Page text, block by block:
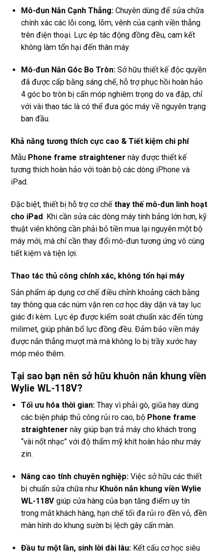
Mô-đun Nắn Cạnh Thẳng: Chuyên dùng để sửa chữa
chính xác các lỗi cong, lõm, vênh của cạnh viền thẳng
trên điện thoại. Lực ép tác động đồng đều, cam kết
không làm tổn hại đến thân máy.
Mô-đun Nắn Góc Bo Tròn: Sở hữu thiết kế độc quyền
đã được cấp bằng sáng chế, hỗ trợ phục hồi hoàn hảo
4 góc bo tròn bị cấn móp nghiêm trọng do va đập, chỉ
với vài thao tác là có thể đưa góc máy về nguyên trạng
ban đầu.
Khả năng tương thích cực cao & Tiết kiệm chi phí
Mẫu Phone frame straightener này được thiết kế
tương thích hoàn hảo với toàn bộ các dòng iPhone và
iPad.
Đặc biệt, thiết bị hỗ trợ cơ chế thay thế mô-đun linh hoạt
cho iPad. Khi cần sửa các dòng máy tính bảng lớn hơn, kỹ
thuật viên không cần phải bỏ tiền mua lại nguyên một bộ
máy mới, mà chỉ cần thay đổi mô-đun tương ứng vô cùng
tiết kiệm và tiện lợi.
Thao tác thủ công chính xác, không tổn hại máy
Sản phẩm áp dụng cơ chế điều chỉnh khoảng cách bằng
tay thông qua các núm vặn ren cơ học dày dặn và tay lục
giác đi kèm. Lực ép được kiểm soát chuẩn xác đến từng
milimet, giúp phân bổ lực đồng đều. Đảm bảo viền máy
được nắn thẳng mượt mà mà không lo bị trầy xước hay
móp méo thêm.
Tại sao bạn nên sở hữu khuôn nắn khung viền
Wylie WL-118V?
Tối ưu hóa thời gian: Thay vì phải gò, giũa hay dùng
các biện pháp thủ công rủi ro cao, bộ Phone frame
straightener này giúp bạn trả máy cho khách trong
“vài nốt nhạc” với độ thẩm mỹ khít hoàn hảo như máy
zin.
Nâng cao tính chuyên nghiệp: Việc sở hữu các thiết
bị chuẩn sửa chữa như Khuôn nắn khung viền Wylie
WL-118V giúp cửa hàng của bạn tăng điểm uy tín
trong mắt khách hàng, hạn chế tối đa rủi ro đền vỏ, đền
màn hình do khung sườn bị lệch gây cấn màn.
Đầu tư một lần, sinh lời dài lâu: Kết cấu cơ học siêu